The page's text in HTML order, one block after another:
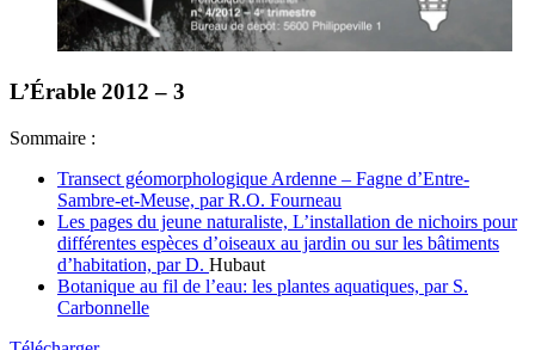
L’Érable 2012 – 3
Sommaire :
Transect géomorphologique Ardenne – Fagne d’Entre-
Sambre-et-Meuse, par R.O. Fourneau
Les pages du jeune naturaliste, L’installation de nichoirs pour
différentes espèces d’oiseaux au jardin ou sur les bâtiments
d’habitation, par D. Hubaut
Botanique au fil de l’eau: les plantes aquatiques, par S.
Carbonnelle